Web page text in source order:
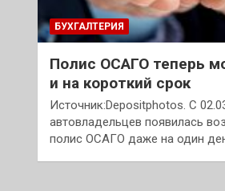
БУХГАЛТЕРИЯ
Полис ОСАГО теперь
и на короткий срок
Источник:Depositphotos. С
автовладельцев появилась
полис ОСАГО даже на один